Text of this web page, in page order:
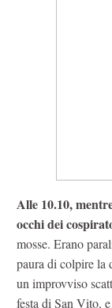
Alle 10.10,
occhi dei
mosse. Erano
paura di colpire la
un improvviso
festa di San Vito,